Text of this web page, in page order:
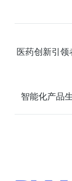
医药创新引
智能化产品